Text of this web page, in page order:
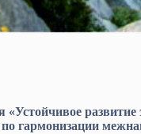
развитие
гармонизации